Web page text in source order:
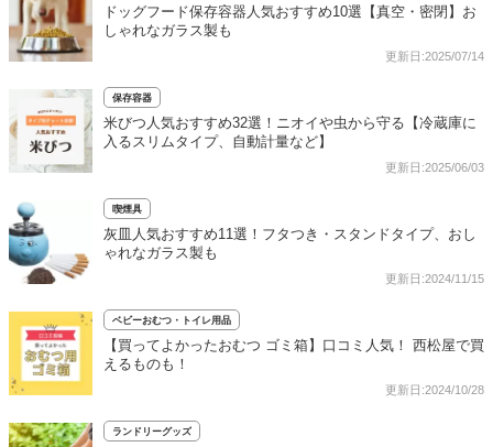
ドッグフード保存容器人気おすすめ10選【真空・密閉】お
しゃれなガラス製も
更新日:2025/07/14
保存容器
米びつ人気おすすめ32選！ニオイや虫から守る【冷蔵庫に
入るスリムタイプ、自動計量など】
更新日:2025/06/03
喫煙具
灰皿人気おすすめ11選！フタつき・スタンドタイプ、おし
ゃれなガラス製も
更新日:2024/11/15
ベビーおむつ・トイレ用品
【買ってよかったおむつ ゴミ箱】口コミ人気！ 西松屋で買
えるものも！
更新日:2024/10/28
ランドリーグッズ